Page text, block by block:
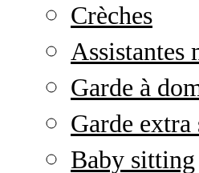
Crèches
Assistantes
Garde à
Garde extra
Baby sitting